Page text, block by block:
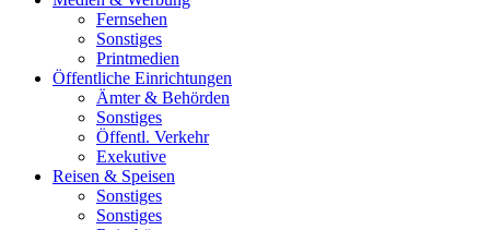
Fernsehen
Sonstiges
Printmedien
Öffentliche Einrichtungen
Ämter & Behörden
Sonstiges
Öffentl. Verkehr
Exekutive
Reisen & Speisen
Sonstiges
Sonstiges